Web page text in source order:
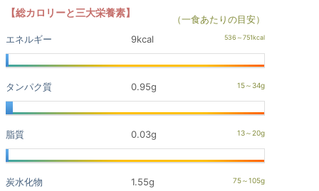
【総カロリーと三大栄養素】
（一食あたりの目安）
エネルギー
9kcal
タンパク質 0.95g
脂質 0.03g
炭水化物 1.55g